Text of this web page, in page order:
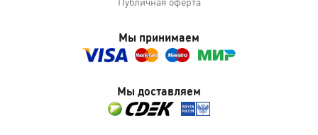
Мы принимаем
Мы доставляем